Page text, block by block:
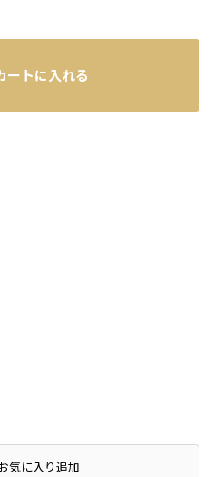
ートに入れる
気に入り追加